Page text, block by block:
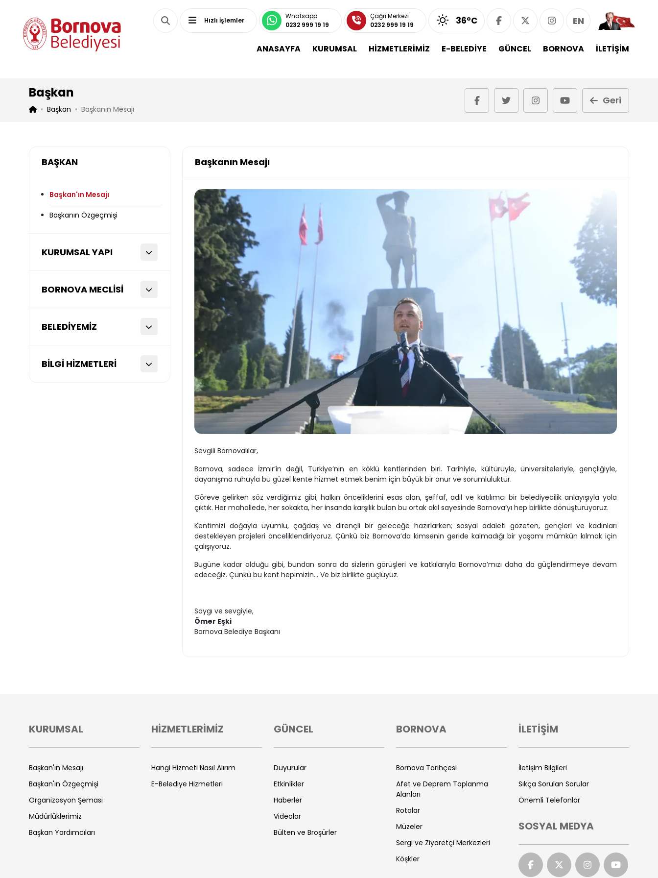
Hızlı İşlemler
Whatsapp
0232 999 19 19
Çağrı Merkezi
0232 999 19 19
36°C EN
ANASAYFA KURUMSAL HİZMETLERİMİZ E-BELEDİYE GÜNCEL BORNOVA İLETİŞİM
Başkan
Başkan Başkanın Mesajı
Geri
BAŞKAN
Başkan'ın Mesajı
Başkanın Özgeçmişi
KURUMSAL YAPI
BORNOVA MECLİSİ
BELEDİYEMİZ
BİLGİ HİZMETLERİ
Başkanın Mesajı
Sevgili Bornovalılar,
Bornova, sadece İzmir’in değil, Türkiye’nin en köklü kentlerinden biri. Tarihiyle, kültürüyle, üniversiteleriyle, gençliğiyle,
dayanışma ruhuyla bu güzel kente hizmet etmek benim için büyük bir onur ve sorumluluktur.
Göreve gelirken söz verdiğimiz gibi; halkın önceliklerini esas alan, şeffaf, adil ve katılımcı bir belediyecilik anlayışıyla yola
çıktık. Her mahallede, her sokakta, her insanda karşılık bulan bu ortak akıl sayesinde Bornova’yı hep birlikte dönüştürüyoruz.
Kentimizi doğayla uyumlu, çağdaş ve dirençli bir geleceğe hazırlarken; sosyal adaleti gözeten, gençleri ve kadınları
destekleyen projeleri önceliklendiriyoruz. Çünkü biz Bornova’da kimsenin geride kalmadığı bir yaşamı mümkün kılmak için
çalışıyoruz.
Bugüne kadar olduğu gibi, bundan sonra da sizlerin görüşleri ve katkılarıyla Bornova’mızı daha da güçlendirmeye devam
edeceğiz. Çünkü bu kent hepimizin… Ve biz birlikte güçlüyüz.
Saygı ve sevgiyle,
Ömer Eşki
Bornova Belediye Başkanı
KURUMSAL
Başkan'ın Mesajı
Başkan'ın Özgeçmişi
Organizasyon Şeması
Müdürlüklerimiz
Başkan Yardımcıları
HİZMETLERİMİZ
Hangi Hizmeti Nasıl Alırım
E-Belediye Hizmetleri
GÜNCEL
Duyurular
Etkinlikler
Haberler
Videolar
Bülten ve Broşürler
BORNOVA
Bornova Tarihçesi
Afet ve Deprem Toplanma
Alanları
Rotalar
Müzeler
Sergi ve Ziyaretçi Merkezleri
Köşkler
İLETİŞİM
İletişim Bilgileri
Sıkça Sorulan Sorular
Önemli Telefonlar
SOSYAL MEDYA